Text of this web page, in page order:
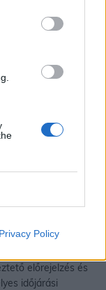
Privacy Policy
időjárási
előrejelzés és
időjárási